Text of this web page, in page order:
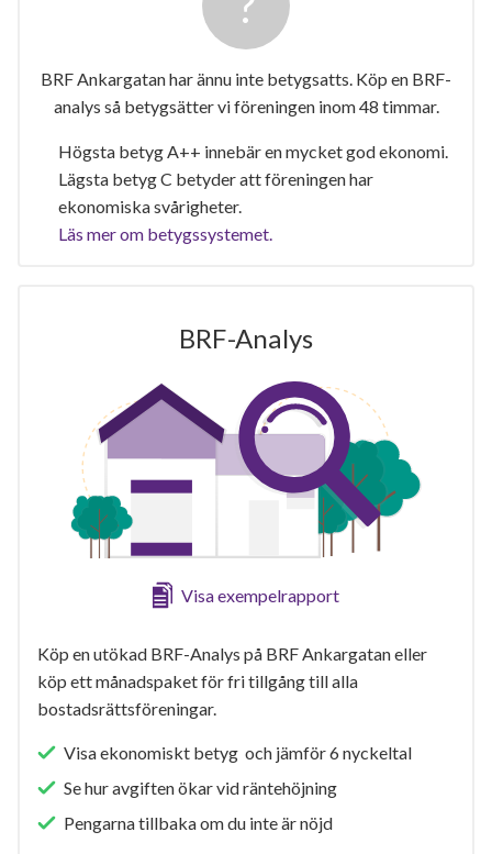
BRF Ankargatan har ännu inte betygsatts. Köp en BRF-
analys så betygsätter vi föreningen inom 48 timmar.
Högsta betyg A++ innebär en mycket god ekonomi.
Lägsta betyg C betyder att föreningen har
ekonomiska svårigheter.
Läs mer om betygssystemet.
BRF-Analys
Visa exempelrapport
Köp en utökad BRF-Analys på BRF Ankargatan eller
köp ett månadspaket för fri tillgång till alla
bostadsrättsföreningar.
Visa ekonomiskt betyg och jämför 6 nyckeltal
Se hur avgiften ökar vid räntehöjning
Pengarna tillbaka om du inte är nöjd